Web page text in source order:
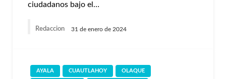
ciudadanos bajo el…
Redaccion 31 de enero de 2024
AYALA CUAUTLAHOY OLAQUE